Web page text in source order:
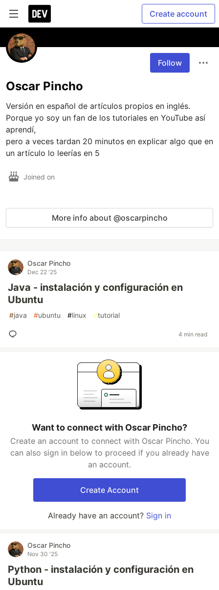
Create account
Follow
Oscar Pincho
Versión en español de artículos propios en inglés.
Porque yo soy un fan de los tutoriales en YouTube así
aprendí,
pero a veces tardan 20 minutos en explicar algo que en
Joined on
More info about @oscarpincho
Oscar Pincho
Dec 22 '25
Java - instalación y configuración en
Ubuntu
#java #ubuntu #linux #tutorial
4 min read
Want to connect with Oscar Pincho?
Create an account to connect with Oscar Pincho. You
can also sign in below to proceed if you already have
an account.
Create Account
Already have an account? Sign in
Oscar Pincho
Nov 30 '25
Python - instalación y configuración en
Ubuntu